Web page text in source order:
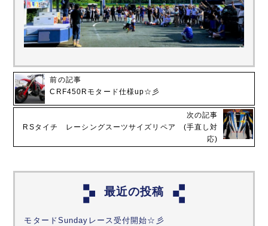
前の記事
CRF450Rモタード仕様up☆彡
次の記事
RSタイチ レーシングスーツサイズリペア (手直し対
応)
最近の投稿
モタードSundayレース受付開始☆彡